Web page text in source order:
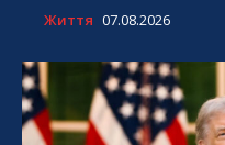
Життя 07.08.2026